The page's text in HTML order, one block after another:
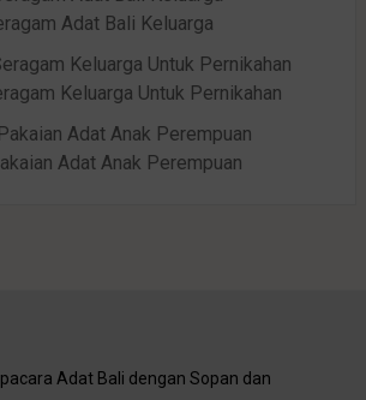
Adat Bali Keluarga
Keluarga Untuk Pernikahan
Adat Anak Perempuan
Adat Bali dengan Sopan dan